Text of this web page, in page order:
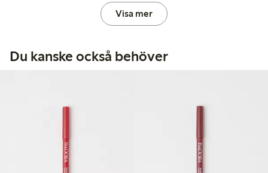
Visa mer
Du kanske också behöver